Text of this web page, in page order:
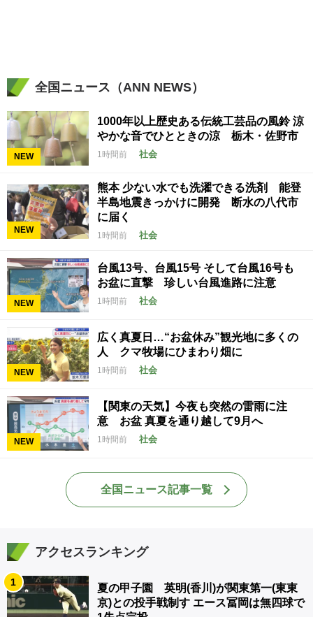
全国ニュース（ANN NEWS）
NEW
1000年以上歴史ある伝統工芸品の風鈴 涼
やかな音でひとときの涼 栃木・佐野市
1時間前 社会
NEW
熊本 少ない水でも洗濯できる洗剤 能登
半島地震きっかけに開発 断水の八代市
に届く
1時間前 社会
NEW
台風13号、台風15号 そして台風16号も
お盆に直撃 珍しい台風進路に注意
1時間前 社会
NEW
広く真夏日…“お盆休み”観光地に多くの
人 クマ牧場にひまわり畑に
1時間前 社会
NEW
【関東の天気】今夜も突然の雷雨に注
意 お盆 真夏を通り越して9月へ
1時間前 社会
全国ニュース記事一覧
アクセスランキング
1
夏の甲子園 英明(香川)が関東第一(東東
京)との投手戦制す エース冨岡は無四球で